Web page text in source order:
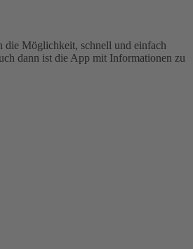
die Möglichkeit, schnell und einfach
dann ist die App mit Informationen zu